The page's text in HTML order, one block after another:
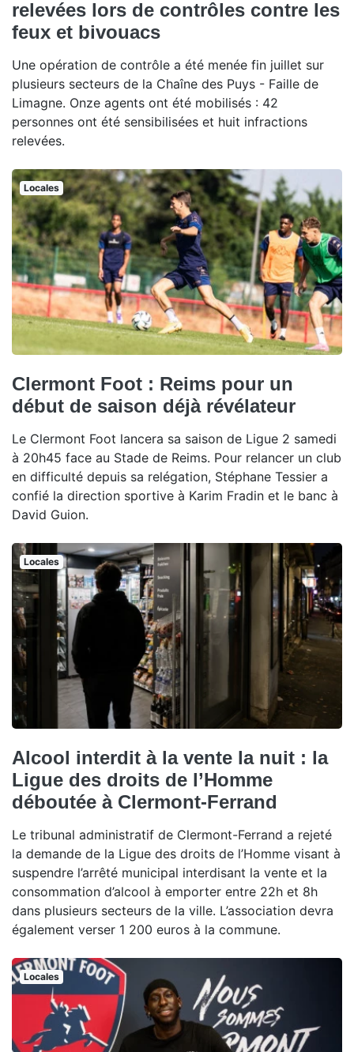
relevées lors de contrôles contre les
feux et bivouacs
Une opération de contrôle a été menée fin juillet sur
plusieurs secteurs de la Chaîne des Puys - Faille de
Limagne. Onze agents ont été mobilisés : 42
personnes ont été sensibilisées et huit infractions
relevées.
Locales
Clermont Foot : Reims pour un
début de saison déjà révélateur
Le Clermont Foot lancera sa saison de Ligue 2 samedi
à 20h45 face au Stade de Reims. Pour relancer un club
en difficulté depuis sa relégation, Stéphane Tessier a
confié la direction sportive à Karim Fradin et le banc à
David Guion.
Locales
Alcool interdit à la vente la nuit : la
Ligue des droits de l’Homme
déboutée à Clermont-Ferrand
Le tribunal administratif de Clermont-Ferrand a rejeté
la demande de la Ligue des droits de l’Homme visant à
suspendre l’arrêté municipal interdisant la vente et la
consommation d’alcool à emporter entre 22h et 8h
dans plusieurs secteurs de la ville. L’association devra
également verser 1 200 euros à la commune.
Locales